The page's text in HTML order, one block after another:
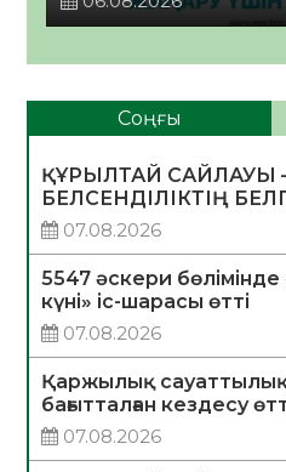
Соңғы
ҚҰРЫЛТАЙ САЙЛАУЫ –
БЕЛСЕНДІЛІКТІҢ
07.08.2026
5547 әскери
күні» іс-шарасы өтті
07.08.2026
Қаржылық
бағытталған кездесу
07.08.2026